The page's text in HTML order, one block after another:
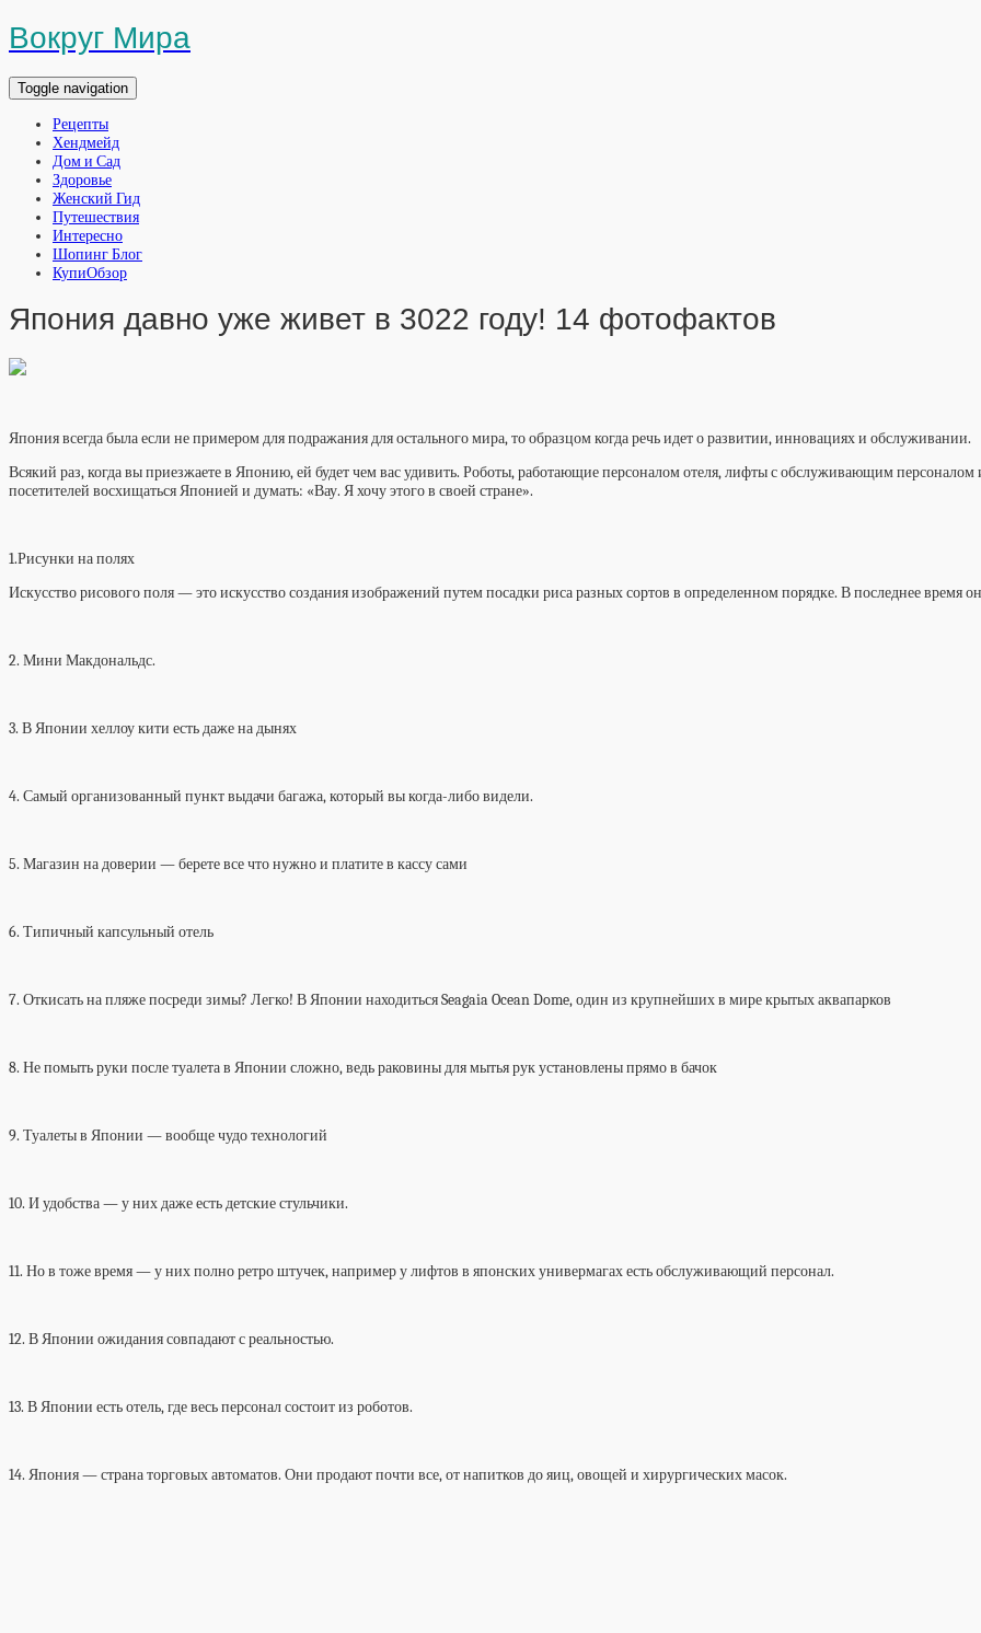
Вокруг Мира
Toggle navigation
Рецепты
Хендмейд
Дом и Сад
Здоровье
Женский Гид
Путешествия
Интересно
Шопинг Блог
КупиОбзор
Япония давно уже живет в 3022 году! 14 фотофактов
Япония всегда была если не примером для подражания для остального мира, то образцом когда речь идет о развитии, инновациях и обслуживании.
Всякий раз, когда вы приезжаете в Японию, ей будет чем вас удивить. Роботы, работающие персоналом отеля, лифты с обслуживающим
посетителей восхищаться Японией и думать: «Вау. Я хочу этого в своей стране».
1.Рисунки на полях
Искусство рисового поля — это искусство создания изображений путем посадки риса разных сортов в определенном порядке. В последнее время
2. Мини Макдональдс.
3. В Японии хеллоу кити есть даже на дынях
4. Самый организованный пункт выдачи багажа, который вы когда-либо видели.
5. Магазин на доверии — берете все что нужно и платите в кассу сами
6. Типичный капсульный отель
7. Откисать на пляже посреди зимы? Легко! В Японии находиться Seagaia Ocean Dome, один из крупнейших в мире крытых аквапарков
8. Не помыть руки после туалета в Японии сложно, ведь раковины для мытья рук установлены прямо в бачок
9. Туалеты в Японии — вообще чудо технологий
10. И удобства — у них даже есть детские стульчики.
11. Но в тоже время — у них полно ретро штучек, например у лифтов в японских универмагах есть обслуживающий персонал.
12. В Японии ожидания совпадают с реальностью.
13. В Японии есть отель, где весь персонал состоит из роботов.
14. Япония — страна торговых автоматов. Они продают почти все, от напитков до яиц, овощей и хирургических масок.